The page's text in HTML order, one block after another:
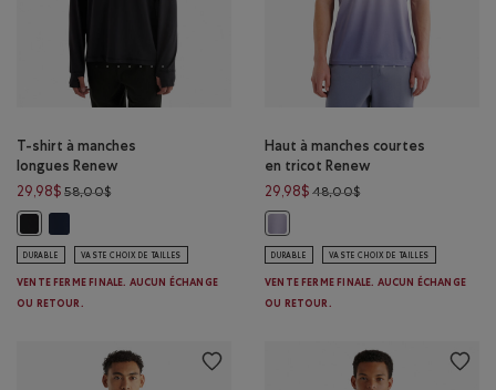
T-shirt à manches
longues Renew
29,98$ 58,00$Prix réduit de 58,00$ à 29,98$
DURABLE VASTE CHOIX DE TAILLES
VENTE FERME FINALE. AUCUN ÉCHANGE
OU RETOUR.
Haut à manches courtes
en tricot Renew
29,98$ 48,00$Prix réduit de
DURABLE VASTE CHOIX DE TAILLES
VENTE FERME FINALE. AUCUN ÉCHANGE
OU RETOUR.